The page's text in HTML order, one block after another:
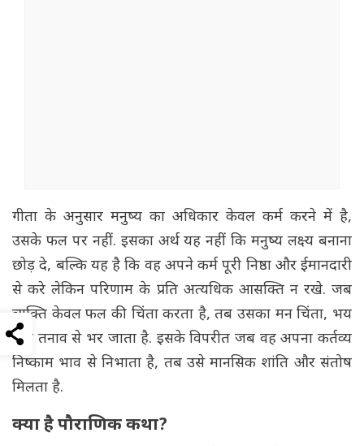
गीता के अनुसार मनुष्य का अधिकार केवल कर्म करने में है,
उसके फल पर नहीं. इसका अर्थ यह नहीं कि मनुष्य लक्ष्य बनाना
छोड़ दे, बल्कि यह है कि वह अपने कर्म पूरी निष्ठा और ईमानदारी
से करे लेकिन परिणाम के प्रति अत्यधिक आसक्ति न रखे. जब
व्यक्ति केवल फल की चिंता करता है, तब उसका मन चिंता, भय
और तनाव से भर जाता है. इसके विपरीत जब वह अपना कर्तव्य
निष्काम भाव से निभाता है, तब उसे मानसिक शांति और संतोष
मिलता है.
क्या है पौराणिक कथा?